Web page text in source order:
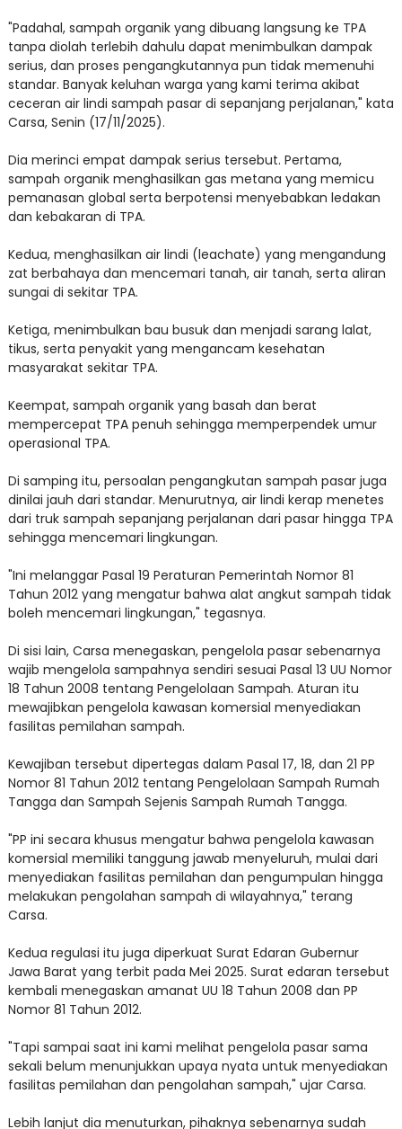
"Padahal, sampah organik yang dibuang langsung ke TPA
tanpa diolah terlebih dahulu dapat menimbulkan dampak
serius, dan proses pengangkutannya pun tidak memenuhi
standar. Banyak keluhan warga yang kami terima akibat
ceceran air lindi sampah pasar di sepanjang perjalanan," kata
Carsa, Senin (17/11/2025).
Dia merinci empat dampak serius tersebut. Pertama,
sampah organik menghasilkan gas metana yang memicu
pemanasan global serta berpotensi menyebabkan ledakan
dan kebakaran di TPA.
Kedua, menghasilkan air lindi (leachate) yang mengandung
zat berbahaya dan mencemari tanah, air tanah, serta aliran
sungai di sekitar TPA.
Ketiga, menimbulkan bau busuk dan menjadi sarang lalat,
tikus, serta penyakit yang mengancam kesehatan
masyarakat sekitar TPA.
Keempat, sampah organik yang basah dan berat
mempercepat TPA penuh sehingga memperpendek umur
operasional TPA.
Di samping itu, persoalan pengangkutan sampah pasar juga
dinilai jauh dari standar. Menurutnya, air lindi kerap menetes
dari truk sampah sepanjang perjalanan dari pasar hingga TPA
sehingga mencemari lingkungan.
"Ini melanggar Pasal 19 Peraturan Pemerintah Nomor 81
Tahun 2012 yang mengatur bahwa alat angkut sampah tidak
boleh mencemari lingkungan," tegasnya.
Di sisi lain, Carsa menegaskan, pengelola pasar sebenarnya
wajib mengelola sampahnya sendiri sesuai Pasal 13 UU Nomor
18 Tahun 2008 tentang Pengelolaan Sampah. Aturan itu
mewajibkan pengelola kawasan komersial menyediakan
fasilitas pemilahan sampah.
Kewajiban tersebut dipertegas dalam Pasal 17, 18, dan 21 PP
Nomor 81 Tahun 2012 tentang Pengelolaan Sampah Rumah
Tangga dan Sampah Sejenis Sampah Rumah Tangga.
"PP ini secara khusus mengatur bahwa pengelola kawasan
komersial memiliki tanggung jawab menyeluruh, mulai dari
menyediakan fasilitas pemilahan dan pengumpulan hingga
melakukan pengolahan sampah di wilayahnya," terang
Carsa.
Kedua regulasi itu juga diperkuat Surat Edaran Gubernur
Jawa Barat yang terbit pada Mei 2025. Surat edaran tersebut
kembali menegaskan amanat UU 18 Tahun 2008 dan PP
Nomor 81 Tahun 2012.
"Tapi sampai saat ini kami melihat pengelola pasar sama
sekali belum menunjukkan upaya nyata untuk menyediakan
fasilitas pemilahan dan pengolahan sampah," ujar Carsa.
Lebih lanjut dia menuturkan, pihaknya sebenarnya sudah